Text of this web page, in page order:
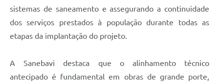
sistemas de saneamento e assegurando a continuidade
dos serviços prestados à população durante todas as
etapas da implantação do projeto.
A Sanebavi destaca que o alinhamento técnico
antecipado é fundamental em obras de grande porte,